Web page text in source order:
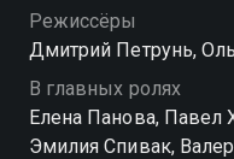
Режиссёры
Дмитрий Петрунь,
В главных ролях
Елена Панова, Павел
Эмилия Спивак,